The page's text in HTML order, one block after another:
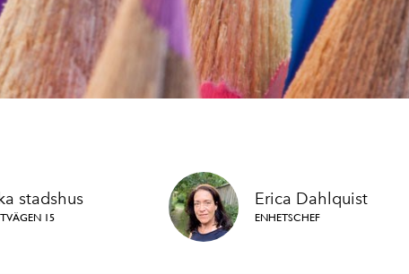
stadshus
15
Erica Dahlquist
ENHETSCHEF